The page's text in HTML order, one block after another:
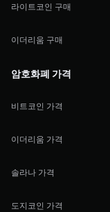
라이트코인 구매
이더리움 구매
암호화폐 가격
비트코인 가격
이더리움 가격
솔라나 가격
도지코인 가격